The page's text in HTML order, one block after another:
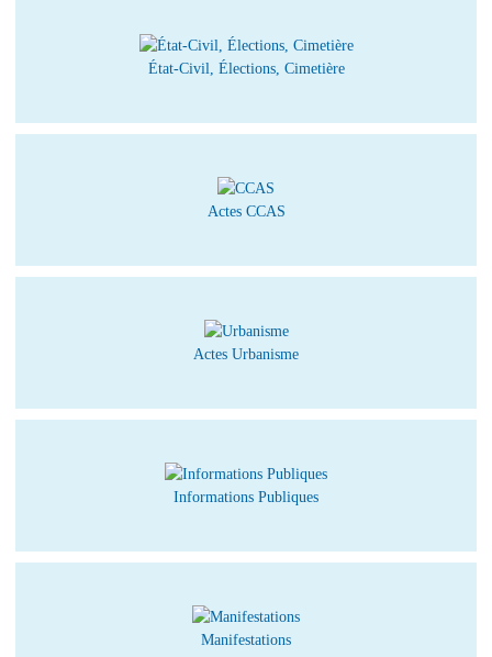
État-Civil, Élections, Cimetière
Actes CCAS
Actes Urbanisme
Informations Publiques
Manifestations